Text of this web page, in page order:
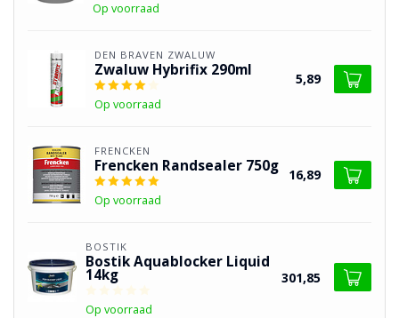
Op voorraad
DEN BRAVEN ZWALUW
Zwaluw Hybrifix 290ml
Op voorraad
5,89
FRENCKEN
Frencken Randsealer 750g
Op voorraad
16,89
BOSTIK
Bostik Aquablocker Liquid
14kg
Op voorraad
301,85